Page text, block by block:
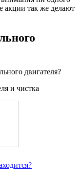
акции так же делают
и чистка